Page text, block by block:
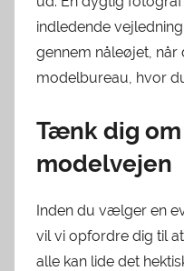
indledende
gennem nåleøjet,
modelbureau, hvor
Tænk dig
modelvejen
Inden du vælger en
vil vi opfordre dig til
alle kan lide det